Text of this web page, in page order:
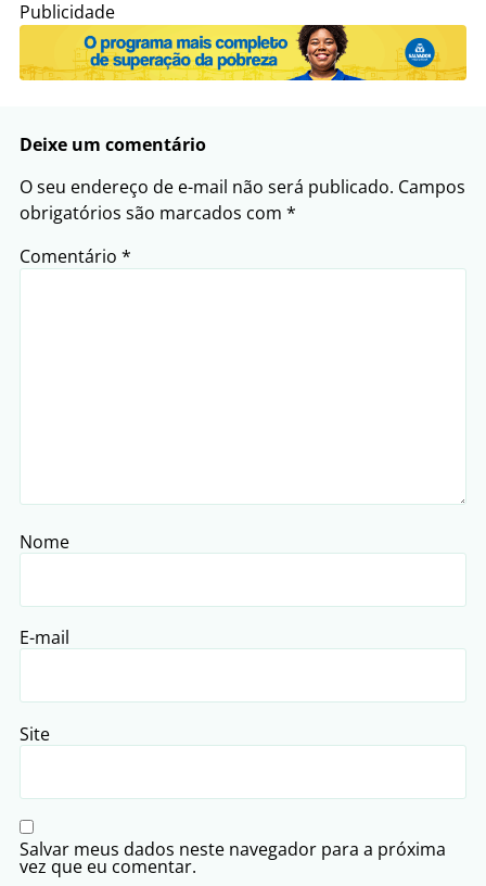
Publicidade
Deixe um comentário
O seu endereço de e-mail não será publicado. Campos
obrigatórios são marcados com *
Comentário *
Nome
E-mail
Site
Salvar meus dados neste navegador para a próxima
vez que eu comentar.